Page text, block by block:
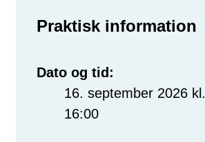
Praktisk information
Dato og tid:
16. september 2026
16:00